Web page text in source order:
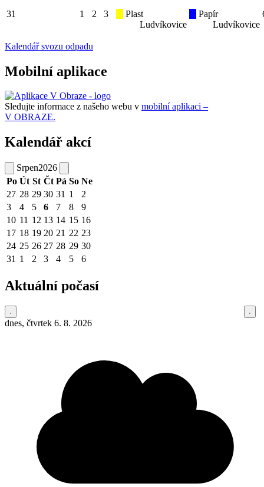
31 1 2 3
Plast
Ludvíkovice
Papír
Ludvíkovice
Kalendář svozu odpadu
Mobilní aplikace
Sledujte informace z našeho webu v mobilní aplikaci –
V OBRAZE.
Kalendář akcí
Srpen2026
Po Út St Čt Pá So Ne
27 28 29 30 31 1
2
3
4 5 6 7 8
9
10 11 12 13 14 15 16
17 18 19 20 21 22 23
24 25 26 27 28 29 30
31 1 2 3 4 5 6
Aktuální počasí
dnes, čtvrtek 6. 8. 2026